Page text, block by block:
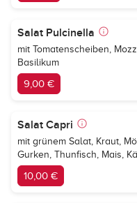
Salat Pulcinella
mit Tomatenscheiben,
Basilikum
9,00 €
Salat Capri
mit grünem Salat, Kraut,
Gurken, Thunfisch, Mais,
10,00 €